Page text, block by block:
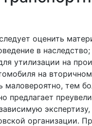
оценить
в
утилизации на
на
маловероятно, тем
предлагает
организации.